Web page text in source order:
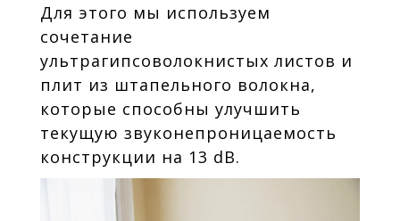
Для этого мы используем
сочетание
ультрагипсоволокнистых листов и
плит из штапельного волокна,
которые способны улучшить
текущую звуконепроницаемость
конструкции на 13 dB.